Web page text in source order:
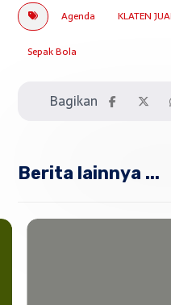
Agenda KLATEN
Sepak Bola
Berita lainnya ...